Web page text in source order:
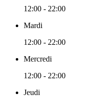
12:00 - 22:00
Mardi
12:00 - 22:00
Mercredi
12:00 - 22:00
Jeudi